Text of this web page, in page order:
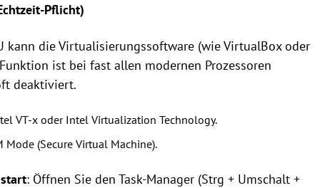
Pflicht)
kann die Virtualisierungssoftware (wie VirtualBox oder
ist bei fast allen modernen Prozessoren
deaktiviert.
VT-x oder Intel Virtualization Technology.
Mode (Secure Virtual Machine).
: Öffnen Sie den Task-Manager (Strg + Umschalt +